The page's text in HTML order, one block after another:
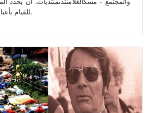
للقيام بأعباء انجاز عمل معين.